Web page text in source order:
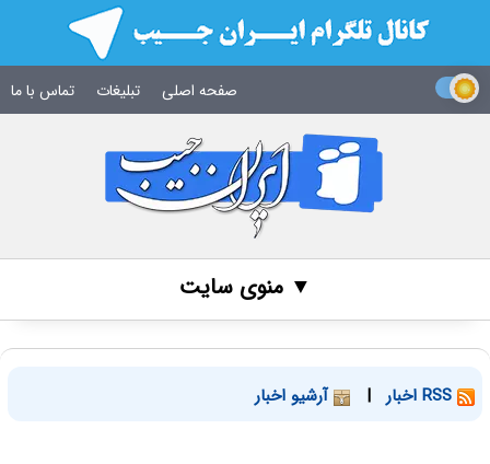
صفحه اصلی تبلیغات تماس با ما
▼ منوی سایت
| آرشیو اخبار